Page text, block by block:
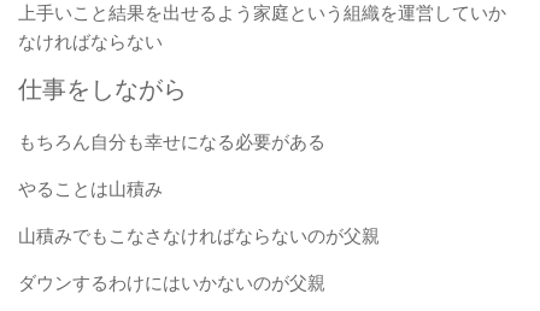
上手いこと結果を出せるよう家庭という組織を運営していか
なければならない
仕事をしながら
もちろん自分も幸せになる必要がある
やることは山積み
山積みでもこなさなければならないのが父親
ダウンするわけにはいかないのが父親